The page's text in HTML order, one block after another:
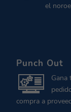
el
Punch Out
Gana
compra a